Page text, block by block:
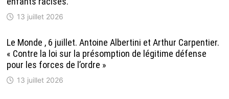
13 juillet 2026
Le Monde , 6 juillet. Antoine Albertini et Arthur Carpentier.
« Contre la loi sur la présomption de légitime défense
pour les forces de l’ordre »
13 juillet 2026